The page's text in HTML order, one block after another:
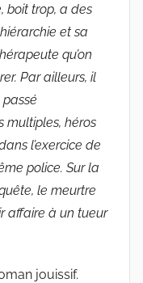
boit trop, a des
et sa
qu’on
Par ailleurs, il
passé
multiples, héros
l’exercice de
police. Sur la
le meurtre
affaire à un tueur
jouissif.